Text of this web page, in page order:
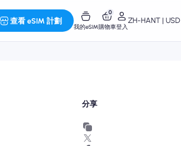
查看 eSIM 計劃
我的eSIM
0
購物車登入
ZH-HANT | USD
分享